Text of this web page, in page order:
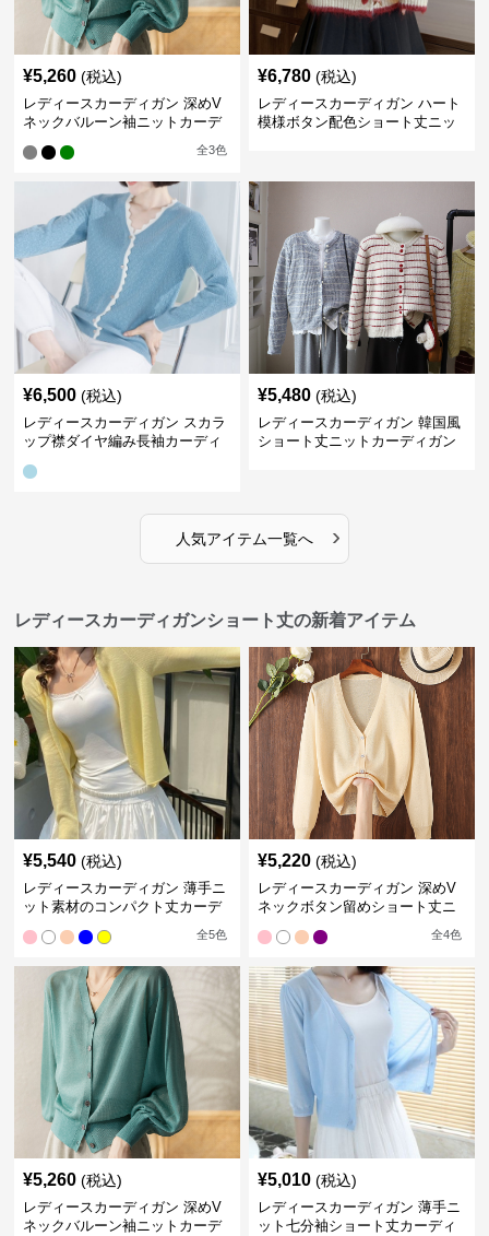
¥5,260 (税込)
レディースカーディガン 深めV
ネックバルーン袖ニットカーデ
全3色
¥6,780 (税込)
レディースカーディガン ハート
模様ボタン配色ショート丈ニッ
¥6,500 (税込)
レディースカーディガン スカラ
ップ襟ダイヤ編み長袖カーディ
¥5,480 (税込)
レディースカーディガン 韓国風
ショート丈ニットカーディガン
人気アイテム一覧へ ›
レディースカーディガンショート丈の新着アイテム
¥5,540 (税込)
レディースカーディガン 薄手ニ
ット素材のコンパクト丈カーデ
全5色
¥5,220 (税込)
レディースカーディガン 深めV
ネックボタン留めショート丈ニ
全4色
¥5,260 (税込)
レディースカーディガン 深めV
ネックバルーン袖ニットカーデ
¥5,010 (税込)
レディースカーディガン 薄手ニ
ット七分袖ショート丈カーディ